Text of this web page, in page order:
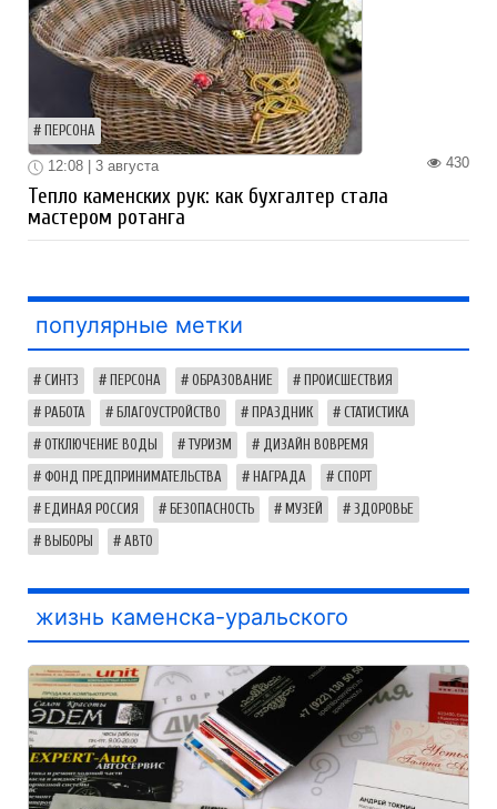
ПЕРСОНА
430
12:08 | 3 августа
Тепло каменских рук: как бухгалтер стала
мастером ротанга
популярные метки
СИНТЗ ПЕРСОНА ОБРАЗОВАНИЕ ПРОИСШЕСТВИЯ
РАБОТА БЛАГОУСТРОЙСТВО ПРАЗДНИК СТАТИСТИКА
ОТКЛЮЧЕНИЕ ВОДЫ ТУРИЗМ ДИЗАЙН ВОВРЕМЯ
ФОНД ПРЕДПРИНИМАТЕЛЬСТВА НАГРАДА СПОРТ
ЕДИНАЯ РОССИЯ БЕЗОПАСНОСТЬ МУЗЕЙ ЗДОРОВЬЕ
ВЫБОРЫ АВТО
жизнь каменска-уральского